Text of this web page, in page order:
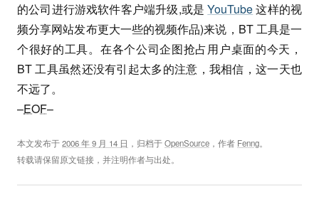
的公司进行游戏软件客户端升级,或是YouTube这样的视
频分享网站发布更大一些的视频作品)来说，BT 工具是一
个很好的工具。在各个公司企图抢占用户桌面的今天，
BT 工具虽然还没有引起太多的注意，我相信，这一天也
不远了。
–EOF–
本文发布于2006 年 9 月 14 日 ，归档于OpenSource ，作者 Fenng。
转载请保留原文链接，并注明作者与出处。